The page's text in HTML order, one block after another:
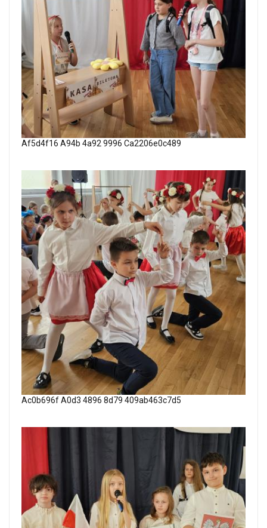
Af5d4f16 A94b 4a92 9996 Ca2206e0c489
Ac0b696f A0d3 4896 8d79 409ab463c7d5